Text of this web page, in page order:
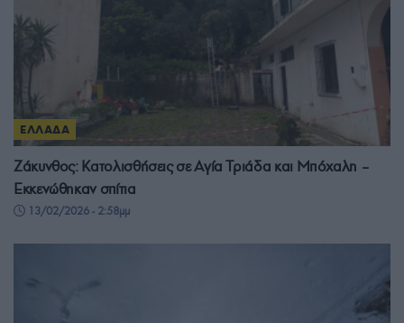
ΕΛΛΑΔΑ
Ζάκυνθος: Κατολισθήσεις σε Αγία Τριάδα και Μπόχαλη –
Εκκενώθηκαν σπίτια
13/02/2026 - 2:58μμ